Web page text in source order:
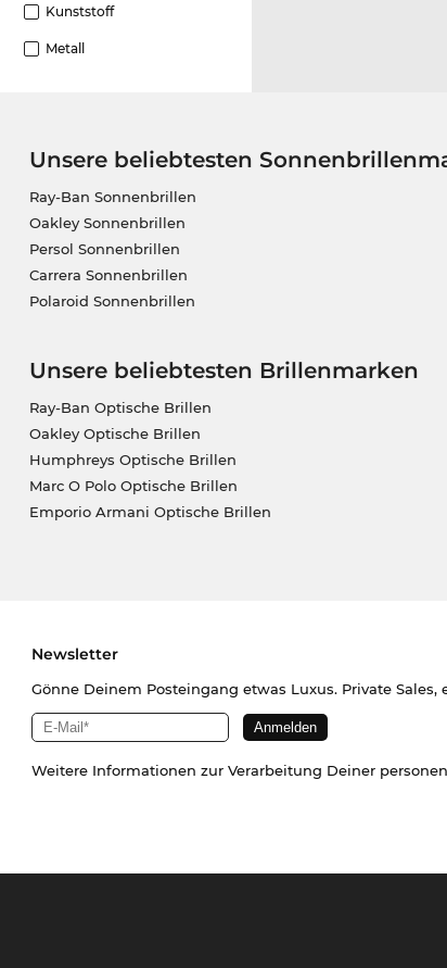
Kunststoff
Metall
Unsere beliebtesten
Ray-Ban Sonnenbrillen
Oakley Sonnenbrillen
Persol Sonnenbrillen
Carrera Sonnenbrillen
Polaroid Sonnenbrillen
Unsere beliebtesten Brillenmarken
Ray-Ban Optische Brillen
Oakley Optische Brillen
Humphreys Optische Brillen
Marc O Polo Optische Brillen
Emporio Armani Optische Brillen
Newsletter
Gönne Deinem Posteingang etwas Luxus. Private
Weitere Informationen zur Verarbeitung Deiner